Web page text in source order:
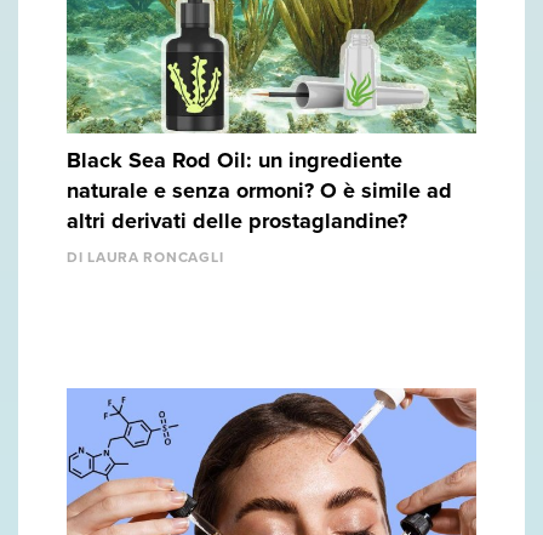
Black Sea Rod Oil: un ingrediente
naturale e senza ormoni? O è simile ad
altri derivati delle prostaglandine?
DI LAURA RONCAGLI